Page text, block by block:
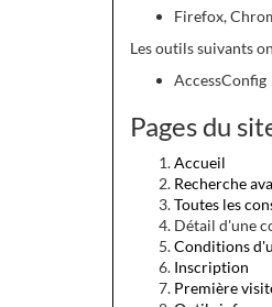
Firefox,
Les outils suivants
AccessConfig
Pages du
Accueil
Recherche
Toutes les
Détail d'une
Conditions
Inscription
Première